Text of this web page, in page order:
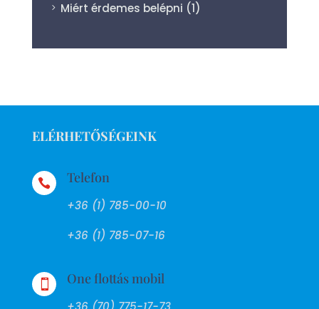
Miért érdemes belépni (1)
ELÉRHETŐSÉGEINK
 Telefon
+36 (1) 785-00-10
+36 (1) 785-07-16
 One flottás mobil